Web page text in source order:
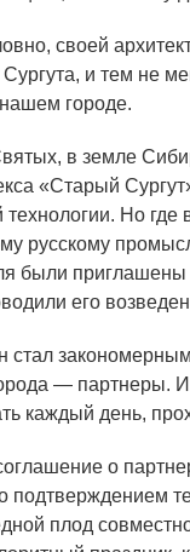
своей
и тем не
нашем городе.
в земле
«Старый
Но где
русскому
были
его
стал
— партнеры. И
каждый день,
о
подтверждением
плод